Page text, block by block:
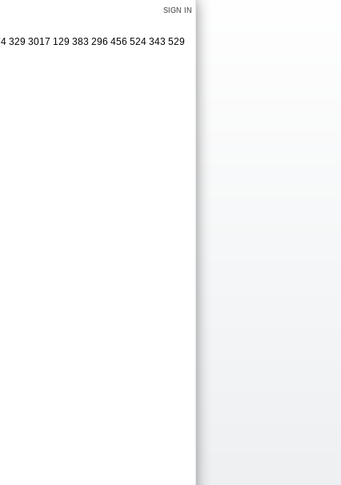
SIGN IN
329 3017 129 383 296 456 524 343 529